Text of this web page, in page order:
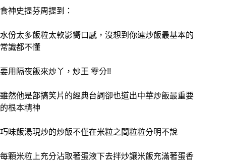
食神史提芬周提到：
水份太多飯粒太軟影嚮口感，沒想到你連炒飯最基本的
常識都不懂
要用隔夜飯來炒丫，炒王 零分!!
雖然他是部搞笑片的經典台詞卻也道出中華炒飯最重要
的根本精神
巧味飯湯現炒的炒飯不僅在米粒之間粒粒分明不說
每顆米粒上充分沾取著蛋液下去拌炒讓米飯充滿著蛋香